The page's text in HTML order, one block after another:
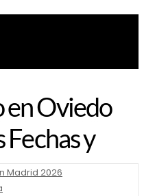
Madrid 2026
en Oviedo
y